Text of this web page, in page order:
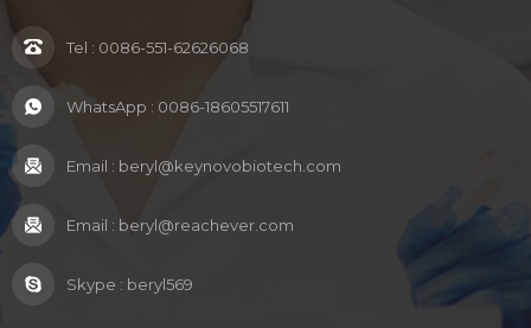
Tel : 0086-551-62626068
WhatsApp : 0086-18605517611
Email : beryl@keynovobiotech.com
Email : beryl@reachever.com
Skype : beryl569